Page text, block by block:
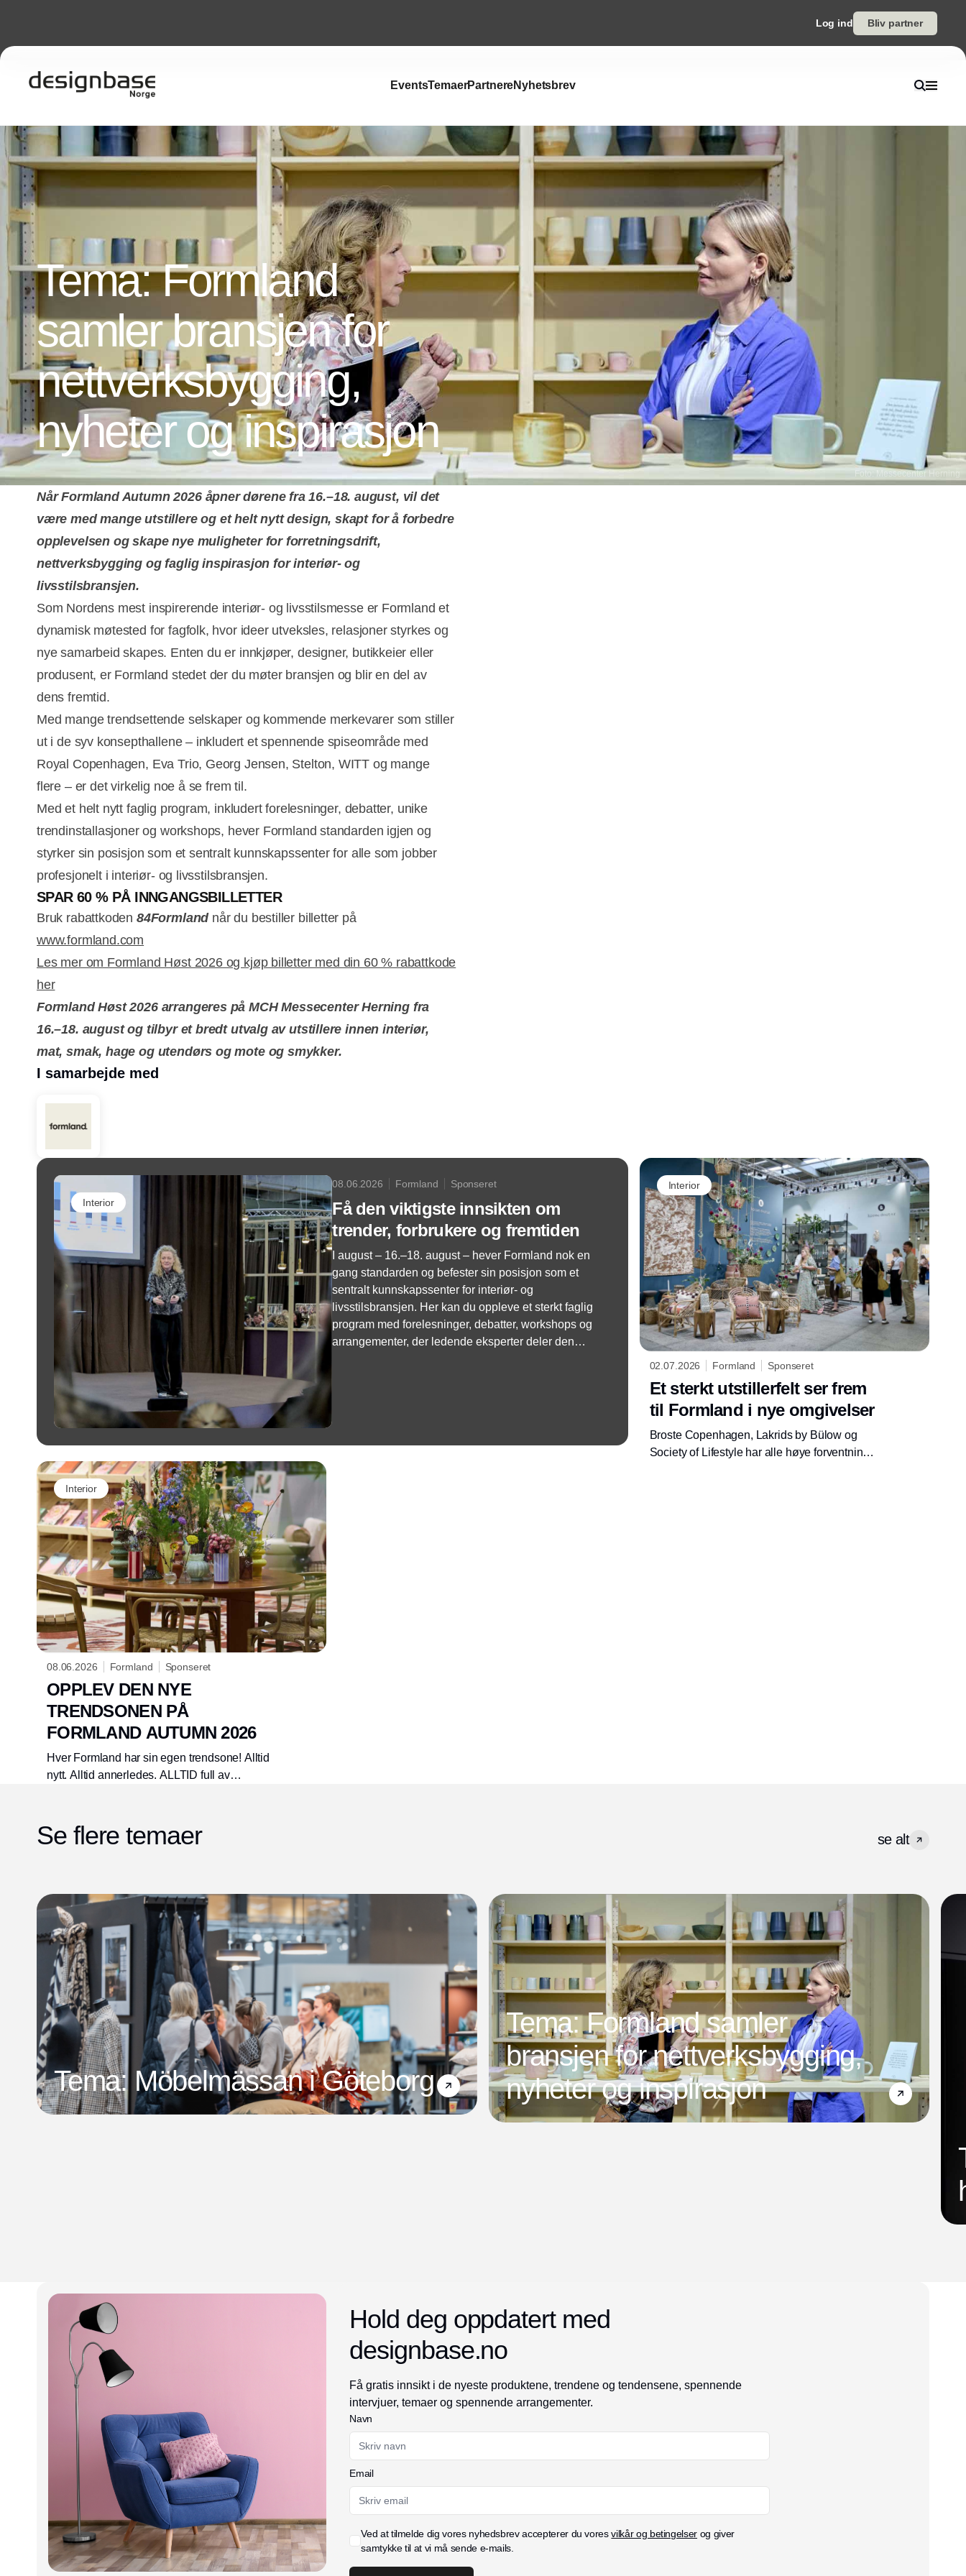
Log ind Bliv partner
EventsTemaerPartnereNyhetsbrev
Tema: Formland
samler bransjen for
nettverksbygging,
nyheter og inspirasjon
Foto: Messecenter Herning
Når Formland Autumn 2026 åpner dørene fra 16.–18. august, vil det
være med mange utstillere og et helt nytt design, skapt for å forbedre
opplevelsen og skape nye muligheter for forretningsdrift,
nettverksbygging og faglig inspirasjon for interiør- og
livsstilsbransjen.
Som Nordens mest inspirerende interiør- og livsstilsmesse er Formland et
dynamisk møtested for fagfolk, hvor ideer utveksles, relasjoner styrkes og
nye samarbeid skapes. Enten du er innkjøper, designer, butikkeier eller
produsent, er Formland stedet der du møter bransjen og blir en del av
dens fremtid.
Med mange trendsettende selskaper og kommende merkevarer som stiller
ut i de syv konsepthallene – inkludert et spennende spiseområde med
Royal Copenhagen, Eva Trio, Georg Jensen, Stelton, WITT og mange
flere – er det virkelig noe å se frem til.
Med et helt nytt faglig program, inkludert forelesninger, debatter, unike
trendinstallasjoner og workshops, hever Formland standarden igjen og
styrker sin posisjon som et sentralt kunnskapssenter for alle som jobber
profesjonelt i interiør- og livsstilsbransjen.
SPAR 60 % PÅ INNGANGSBILLETTER
Bruk rabattkoden 84Formlandnår du bestiller billetter på
www.formland.com
Les mer om Formland Høst 2026 og kjøp billetter med din 60 % rabattkode
her
Formland Høst 2026 arrangeres på MCH Messecenter Herning fra
16.–18. august og tilbyr et bredt utvalg av utstillere innen interiør,
mat, smak, hage og utendørs og mote og smykker.
I samarbejde med
Interior
08.06.2026 Formland Sponseret
Få den viktigste innsikten om
trender, forbrukere og fremtiden
I august – 16.–18. august – hever Formland nok en
gang standarden og befester sin posisjon som et
sentralt kunnskapssenter for interiør- og
livsstilsbransjen. Her kan du oppleve et sterkt faglig
program med forelesninger, debatter, workshops og
arrangementer, der ledende eksperter deler den
Interior
02.07.2026 Formland Sponseret
Et sterkt utstillerfelt ser frem
til Formland i nye omgivelser
Broste Copenhagen, Lakrids by Bülow og
Society of Lifestyle har alle høye forventninger
Interior
08.06.2026 Formland Sponseret
OPPLEV DEN NYE
TRENDSONEN PÅ
FORMLAND AUTUMN 2026
Hver Formland har sin egen trendsone! Alltid
nytt. Alltid annerledes. ALLTID full av
unntak, og vi gleder oss til å ønske deg
velkommen i «Analog …a store» 16.–18.
Se flere temaer se alt
Tema: Möbelmässan i Göteborg
Tema: Formland samler
bransjen for nettverksbygging,
nyheter og inspirasjon
Hold deg oppdatert med
designbase.no
Få gratis innsikt i de nyeste produktene, trendene og tendensene, spennende
intervjuer, temaer og spennende arrangementer.
Navn
Email
Ved at tilmelde dig vores nyhedsbrev accepterer du voresvilkår og betingelser og giver
samtykke til at vi må sende e-mails.